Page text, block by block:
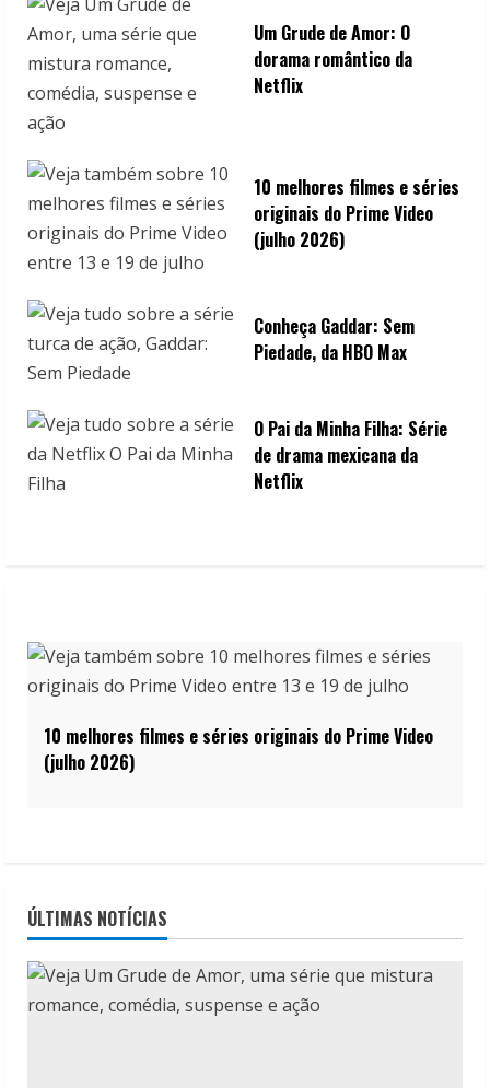
g
Um Grude de Amor: O
dorama romântico da
Netflix
10 melhores filmes e séries
originais do Prime Video
(julho 2026)
Conheça Gaddar: Sem
Piedade, da HBO Max
O Pai da Minha Filha: Série
de drama mexicana da
Netflix
10 melhores filmes e séries originais do Prime Video
(julho 2026)
ÚLTIMAS NOTÍCIAS